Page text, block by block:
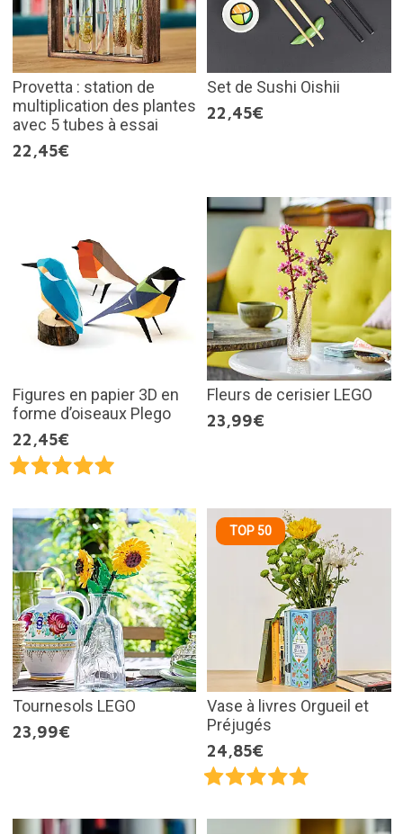
Provetta : station de
multiplication des plantes
avec 5 tubes à essai
22,45€
Set de Sushi Oishii
22,45€
Figures en papier 3D en
forme d’oiseaux Plego
22,45€
Fleurs de cerisier LEGO
23,99€
Tournesols LEGO
23,99€
TOP 50
Vase à livres Orgueil et
Préjugés
24,85€